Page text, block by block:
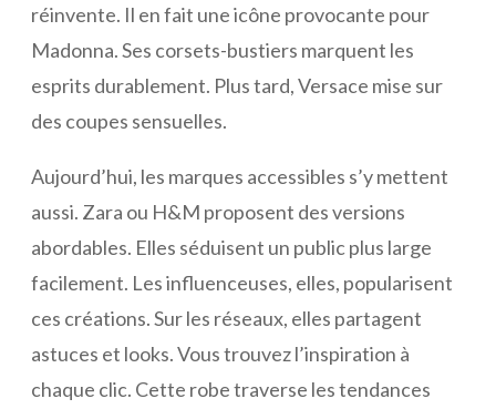
réinvente. Il en fait une icône provocante pour
Madonna. Ses corsets-bustiers marquent les
esprits durablement. Plus tard, Versace mise sur
des coupes sensuelles.
Aujourd’hui, les marques accessibles s’y mettent
aussi. Zara ou H&M proposent des versions
abordables. Elles séduisent un public plus large
facilement. Les influenceuses, elles, popularisent
ces créations. Sur les réseaux, elles partagent
astuces et looks. Vous trouvez l’inspiration à
chaque clic. Cette robe traverse les tendances